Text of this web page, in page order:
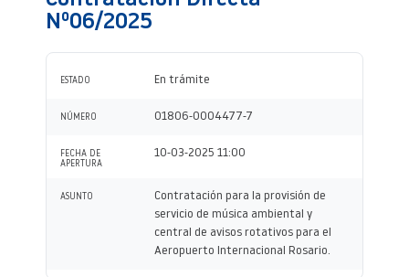
Nº06/2025
ESTADO En trámite
NÚMERO 01806-0004477-7
FECHA DE
APERTURA
10-03-2025 11:00
ASUNTO
Contratación para la provisión de
servicio de música ambiental y
central de avisos rotativos para el
Aeropuerto Internacional Rosario.